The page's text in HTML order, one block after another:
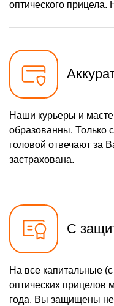
оптического прицела.
Наши курьеры и
образованны. Только
головой отвечают за
застрахована.
С
На все капитальные
оптических прицелов
года. Вы защищены не